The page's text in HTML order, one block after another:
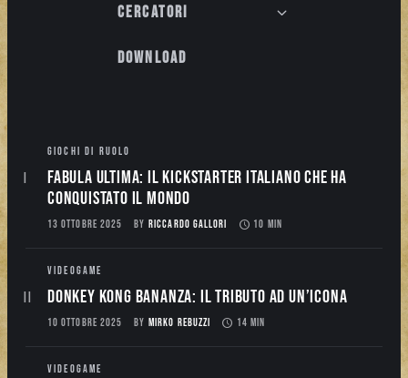
Cercatori
Download
GIOCHI DI RUOLO
Fabula Ultima: il Kickstarter italiano che ha
conquistato il mondo
13 OTTOBRE 2025 BY RICCARDO GALLORI 10 MIN
VIDEOGAME
Donkey Kong Bananza: Il Tributo ad un’Icona
10 OTTOBRE 2025 BY MIRKO REBUZZI 14 MIN
VIDEOGAME